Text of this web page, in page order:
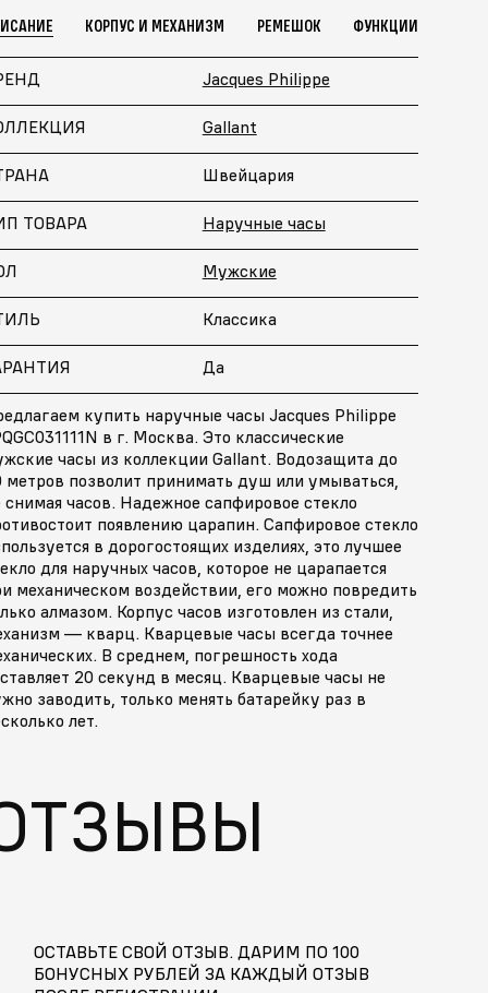
КОРПУС И МЕХАНИЗМ РЕМЕШОК ФУНКЦИИ
Jacques Philippe
Gallant
Швейцария
ТОВАРА Наручные часы
Мужские
Классика
Да
купить наручные часы Jacques Philippe
в г. Москва. Это классические
часы из коллекции Gallant. Водозащита до
метров позволит принимать душ или умываться,
снимая часов. Надежное сапфировое стекло
появлению царапин. Сапфировое стекло
в дорогостоящих изделиях, это лучшее
для наручных часов, которое не царапается
механическом воздействии, его можно повредить
алмазом. Корпус часов изготовлен из стали,
— кварц. Кварцевые часы всегда точнее
В среднем, погрешность хода
20 секунд в месяц. Кварцевые часы не
заводить, только менять батарейку раз в
лет.
ОСТАВЬТЕ СВОЙ ОТЗЫВ. ДАРИМ ПО 100
БОНУСНЫХ РУБЛЕЙ ЗА КАЖДЫЙ ОТЗЫВ